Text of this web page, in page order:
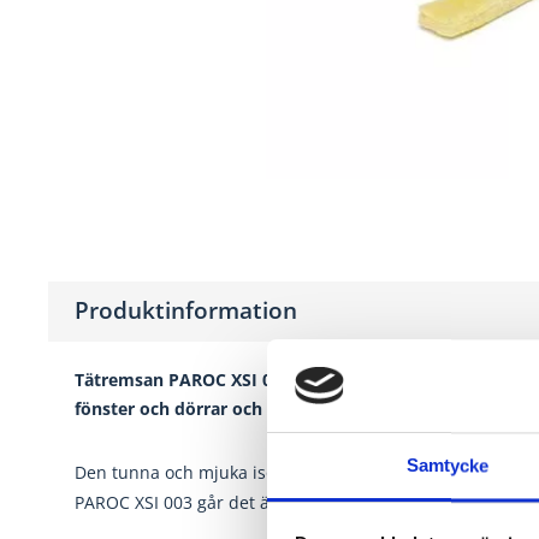
Samtycke
Produktinformation
Tätremsan PAROC XSI 003 är en glasullsremsa som
fönster och dörrar och för tätning mellan murblock
Den tunna och mjuka isoleringsremsan är enkel att
PAROC XSI 003 går det även att isolera hålrum mellan